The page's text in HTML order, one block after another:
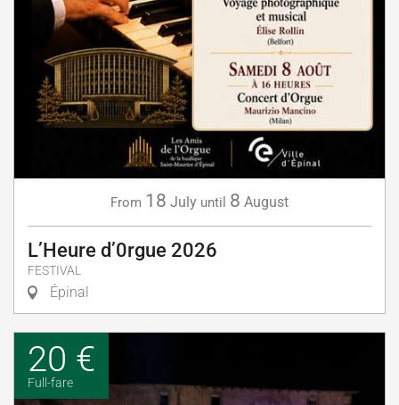
From 18 July until 8 August
L’Heure d’0rgue 2026
FESTIVAL
Épinal
20 €
Full-fare